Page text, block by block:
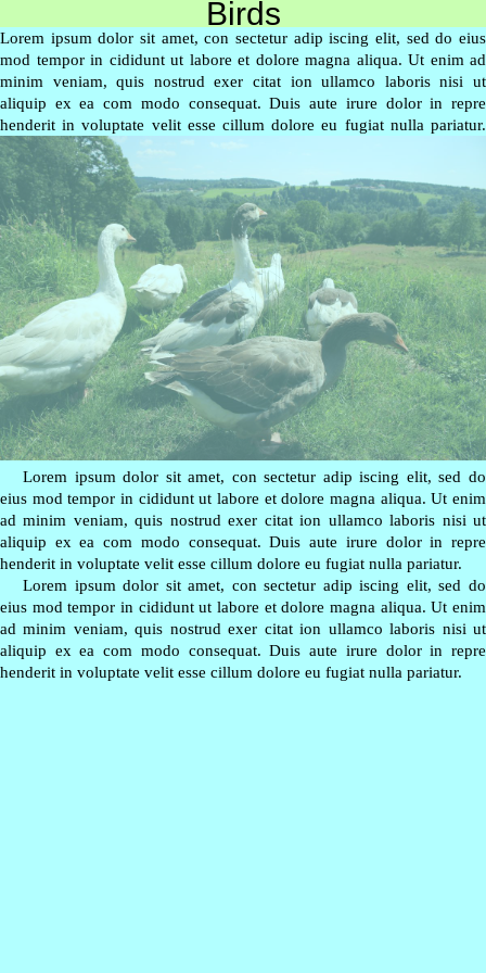
Birds
Lorem ipsum dolor sit amet, con sectetur adip iscing elit, sed do eius
mod tempor in cididunt ut labore et dolore magna aliqua. Ut enim ad
minim veniam, quis nostrud exer citat ion ullamco laboris nisi ut
aliquip ex ea com modo consequat. Duis aute irure dolor in repre
henderit in voluptate velit esse cillum dolore eu fugiat nulla pariatur.
Lorem ipsum dolor sit amet, con sectetur adip iscing elit, sed do
eius mod tempor in cididunt ut labore et dolore magna aliqua. Ut enim
ad minim veniam, quis nostrud exer citat ion ullamco laboris nisi ut
aliquip ex ea com modo consequat. Duis aute irure dolor in repre
henderit in voluptate velit esse cillum dolore eu fugiat nulla pariatur.
Lorem ipsum dolor sit amet, con sectetur adip iscing elit, sed do
eius mod tempor in cididunt ut labore et dolore magna aliqua. Ut enim
ad minim veniam, quis nostrud exer citat ion ullamco laboris nisi ut
aliquip ex ea com modo consequat. Duis aute irure dolor in repre
henderit in voluptate velit esse cillum dolore eu fugiat nulla pariatur.